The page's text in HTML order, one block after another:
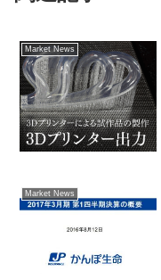
Market News
Market News